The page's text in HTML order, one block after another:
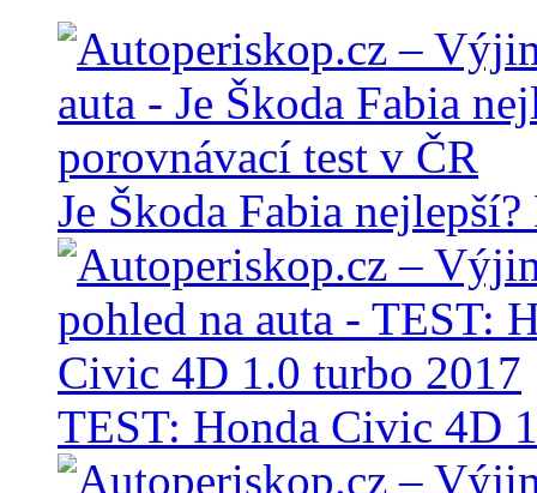
Je Škoda Fabia
TEST: Honda Civic 4D